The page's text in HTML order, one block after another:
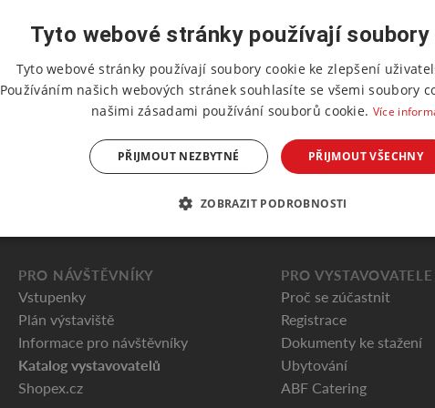
PRO NÁVŠTĚVNÍKY
Vstupenky
Plán výstaviště
Informace pro návštěvníky
Katalog vystavovatelů
Shopex.cz
PRO VYSTAVOVATELE
Proč se zúčastnit
Registrace
Dokumenty ke stažení
Ubytování
ABF Catering
Tyto webové stránky používají
Tyto webové stránky používají soubory cookie ke zlepšení
Používáním našich webových stránek souhlasíte se všemi soubory
našimi zásadami používání souborů cookie. Více
PŘIJMOUT VŠECHNY
PŘIJMOUT NEZBYTNÉ
ZOBRAZIT PODROBNOSTI